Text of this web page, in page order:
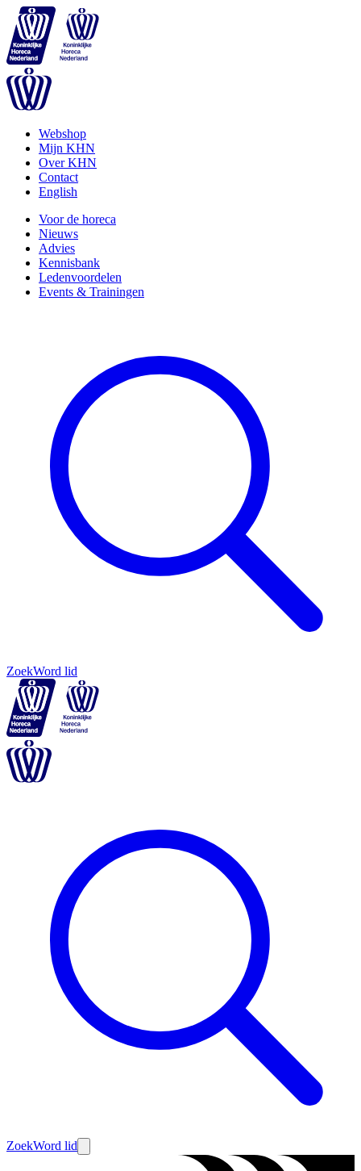
Webshop
Mijn KHN
Over KHN
Contact
English
Voor de horeca
Nieuws
Advies
Kennisbank
Ledenvoordelen
Events & Trainingen
ZoekWord lid
ZoekWord lid